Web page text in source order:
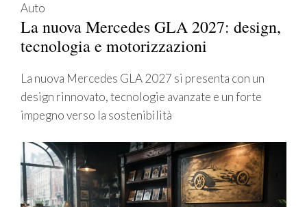
Auto
La nuova Mercedes GLA 2027: design,
tecnologia e motorizzazioni
La nuova Mercedes GLA 2027 si presenta con un
design rinnovato, tecnologie avanzate e un forte
impegno verso la sostenibilità